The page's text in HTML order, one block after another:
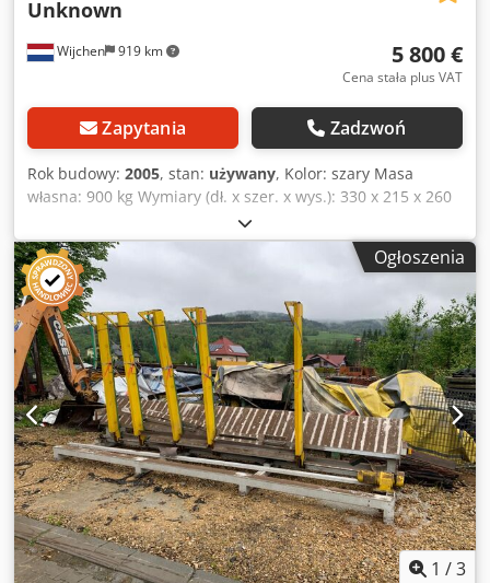
Wijchen 919 km
Unknown
5 800 €
Cena stała plus VAT
Zapytania Zadzwoń
Rok budowy: 2005, stan: używany, Kolor: szary Masa
własna: 900 kg Wymiary (dł. x szer. x wys.): 330 x 215 x 260
cm - Rok produkcji: 2005 Dcsdpezlc Nijfx Amvsk - Dostępna
dokumentacja: Nie - Certyfikat CE: Nie - Automatyczny
system wydawania: Tak - Prędkość posuwu: Zmienna - Stół
podnoszący: Tak - Maks. długość wydawania [mm]: 3100 -
Maks. szerokość wydawania [mm]: 220 - Automatyczny
system podawania: Tak - Maks. długość podawania [mm]:
3100 - Maks. szerokość podawania [mm]: 220 - Napięcie
[V]: 400 - Wymiary transportowe: 3300 mm x 2150 mm x
2600 mm (dł. x szer. x wys.) - Masa transportowa [kg]: 900
kg - Opakowania transportowe [szt.]: 1 Informacje
finansowe VAT: Podana cena jest ceną netto, do której
należy doliczyć VAT. VAT/podatek od wartości dodanej:
Możliwość odliczenia VAT dla przedsiębiorców. Dostawa i
możliwość rozliczenia w dowolnym momencie dla
wszystkich urządzeń z zakresu przemysłu. Yorick Diebels
Ogłoszenia
1 /3